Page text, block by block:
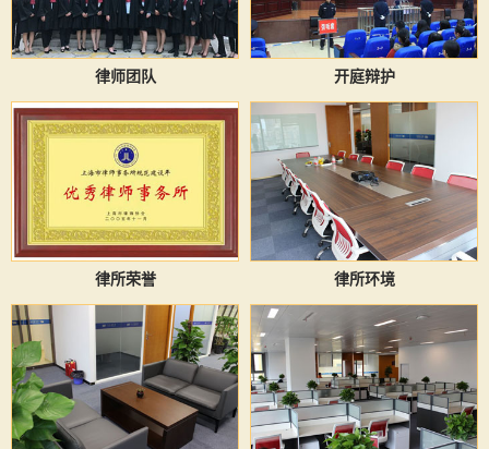
律师团队 开庭辩护
律所荣誉 律所环境